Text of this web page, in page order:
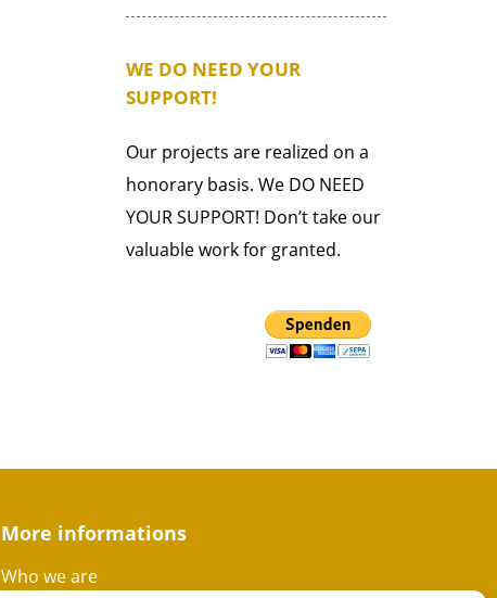
WE DO NEED YOUR
SUPPORT!
Our projects are realized on a
honorary basis. We DO NEED
YOUR SUPPORT! Don’t take our
valuable work for granted.
More informations
Who we are